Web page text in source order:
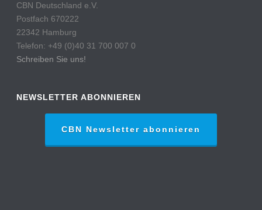
CBN Deutschland e.V.
Postfach 670222
22342 Hamburg
Telefon: +49 (0)40 31 700 007 0
Schreiben Sie uns!
NEWSLETTER ABONNIEREN
CBN Newsletter abonnieren